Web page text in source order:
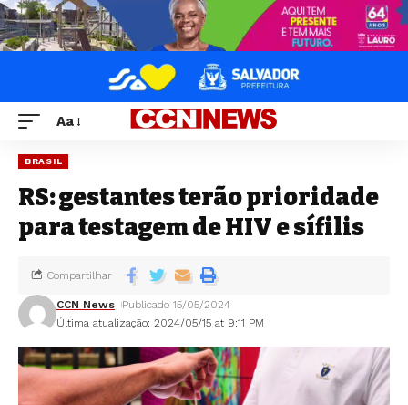
Aa
BRASIL
RS: gestantes terão prioridade
para testagem de HIV e sífilis
Última atualização: 2024/05/15 at 9:11 PM
CCN News Publicado 15/05/2024
Compartilhar